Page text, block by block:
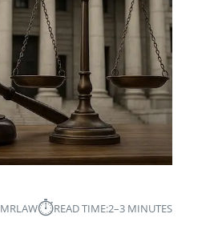
MRLAW⏱︎READ TIME:2–3 MINUTES